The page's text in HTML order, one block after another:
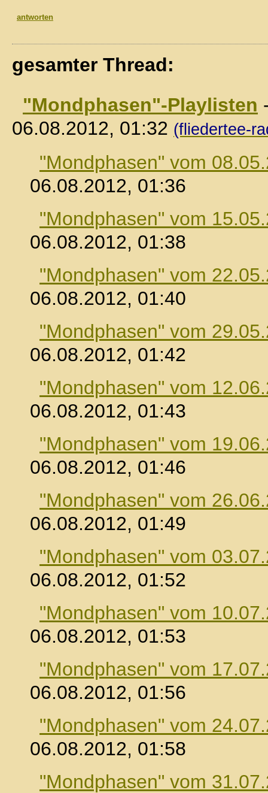
antworten
gesamter Thread:
"Mondphasen"-Playlisten
06.08.2012, 01:32 (fliedertee-
"Mondphasen" vom
06.08.2012, 01:36
"Mondphasen" vom
06.08.2012, 01:38
"Mondphasen" vom
06.08.2012, 01:40
"Mondphasen" vom
06.08.2012, 01:42
"Mondphasen" vom
06.08.2012, 01:43
"Mondphasen" vom
06.08.2012, 01:46
"Mondphasen" vom
06.08.2012, 01:49
"Mondphasen" vom
06.08.2012, 01:52
"Mondphasen" vom
06.08.2012, 01:53
"Mondphasen" vom
06.08.2012, 01:56
"Mondphasen" vom
06.08.2012, 01:58
"Mondphasen" vom